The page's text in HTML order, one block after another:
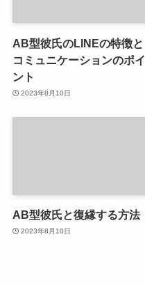
AB型彼氏のLINEの特徴と
コミュニケーションのポイ
ント
2023年8月10日
AB型彼氏と復縁する方法
2023年8月10日